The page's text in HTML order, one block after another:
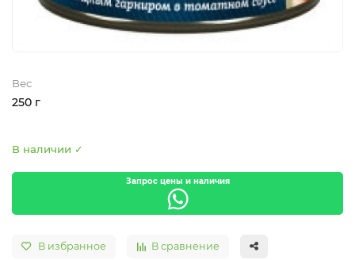
Вес
250 г
В наличии ✓
Запрос цены и наличия
В избранное В сравнение